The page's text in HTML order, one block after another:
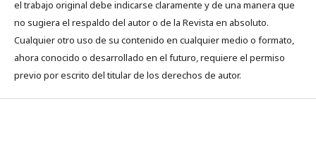
el trabajo original debe indicarse claramente y de una manera que
no sugiera el respaldo del autor o de la Revista en absoluto.
Cualquier otro uso de su contenido en cualquier medio o formato,
ahora conocido o desarrollado en el futuro, requiere el permiso
previo por escrito del titular de los derechos de autor.